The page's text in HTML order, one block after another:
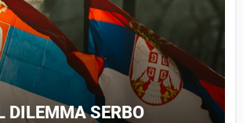
DILEMMA SERBO